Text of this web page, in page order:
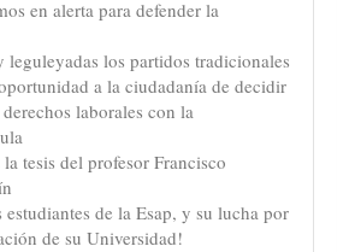
en alerta para defender la
leguleyadas los partidos tradicionales
a la ciudadanía de decidir
laborales con la
tesis del profesor Francisco
estudiantes de la Esap, y su lucha por
de su Universidad!